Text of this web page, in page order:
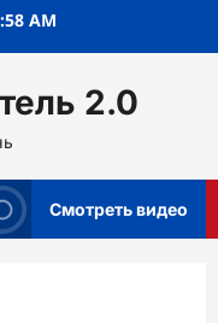
AM
2.0
Смотреть видео